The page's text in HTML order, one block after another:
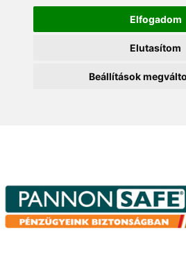
Elfogadom
Elutasítom
Beállítások